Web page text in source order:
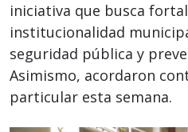
iniciativa que busca
institucionalidad
seguridad pública y
Asimismo, acordaron
particular esta semana.